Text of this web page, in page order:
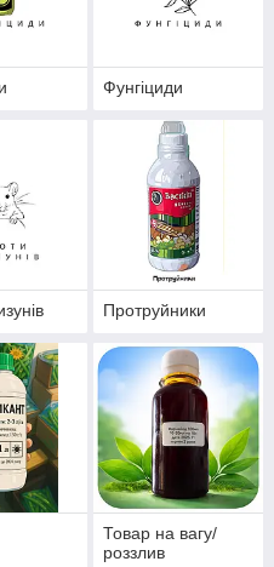
Фунгіциди
Протруйники
Товар на вагу/
роззлив